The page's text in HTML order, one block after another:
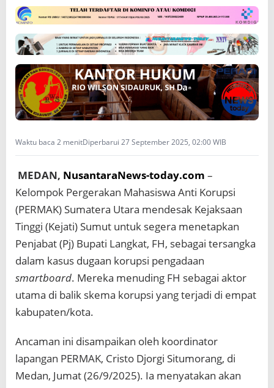
i
L
a
n
g
k
a
t
T
e
s
g
a
D
u
g
a
n
K
o
r
u
s
i
S
m
a
Waktu baca 2 menitDiperbarui 27 September 2025, 02:00 WIB
MEDAN, NusantaraNews-today.com –
Kelompok Pergerakan Mahasiswa Anti Korupsi
(PERMAK) Sumatera Utara mendesak Kejaksaan
Tinggi (Kejati) Sumut untuk segera menetapkan
Penjabat (Pj) Bupati Langkat, FH, sebagai tersangka
dalam kasus dugaan korupsi pengadaan
smartboard. Mereka menuding FH sebagai aktor
utama di balik skema korupsi yang terjadi di empat
kabupaten/kota.
Ancaman ini disampaikan oleh koordinator
lapangan PERMAK, Cristo Djorgi Situmorang, di
Medan, Jumat (26/9/2025). Ia menyatakan akan